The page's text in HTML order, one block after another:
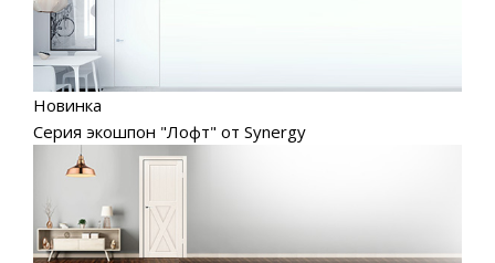
Новинка
Серия экошпон "Лофт" от Synergy